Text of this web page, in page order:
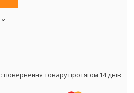
повернення товару протягом 14 днів